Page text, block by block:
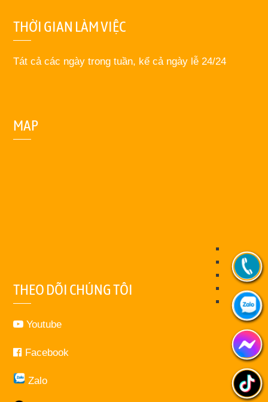
THỜI GIAN LÀM VIỆC
Tát cả các ngày trong tuần, kể cả ngày lễ 24/24
MAP
THEO DÕI CHÚNG TÔI
Youtube
Facebook
Zalo